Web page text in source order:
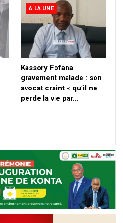
A LA UNE
Kassory Fofana
gravement malade : son
avocat craint « qu’il ne
perde la vie par…